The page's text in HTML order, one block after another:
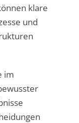
klare
und
im